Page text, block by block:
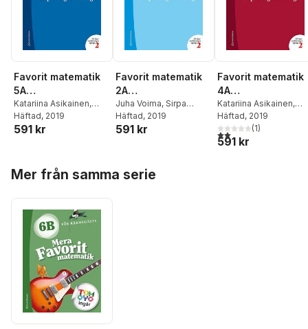
Favorit matematik
5A
Kopieringsunderlag
Katariina Asikainen,
Kimmo Nyrhinen
Rokka,Päivi Vehmas
Häftad, 2019
591 kr
Favorit matematik
2A
Kopieringsunderlag
Juha Voima, Sirpa
Haapaniemi,
Vehmas
Häftad, 2019
591 kr
Favorit matematik
4A
Katariina Asikainen,
Kimmo Nyrhinen
Rokka,Päivi Vehmas
Häftad, 2019
2,0utav 5 stjärnor.
(1)
591 kr
Mer från samma serie